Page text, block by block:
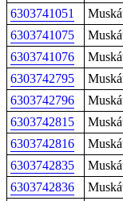
6303741051
6303741075
6303741076
6303742795
6303742796
6303742815
6303742816
6303742835
6303742836